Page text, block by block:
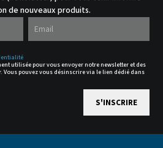
de nouveaux produits.
utilisée pour vous envoyer notre newsletter et des
pouvez vous désinscrire via le lien dédié dans